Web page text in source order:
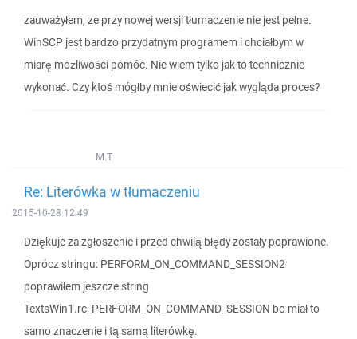
zauważyłem, ze przy nowej wersji tłumaczenie nie jest pełne.
WinSCP jest bardzo przydatnym programem i chciałbym w
miarę możliwości pomóc. Nie wiem tylko jak to technicznie
wykonać. Czy ktoś mógłby mnie oświecić jak wygląda proces?
M.T
Re: Literówka w tłumaczeniu
2015-10-28 12:49
Dziękuje za zgłoszenie i przed chwilą błędy zostały poprawione.
Oprócz stringu: PERFORM_ON_COMMAND_SESSION2
poprawiłem jeszcze string
TextsWin1.rc_PERFORM_ON_COMMAND_SESSION bo miał to
samo znaczenie i tą samą literówkę.